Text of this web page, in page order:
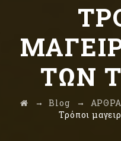
ΤΩΝ
→ Blog → ΑΡΘΡΑ
Τρόποι